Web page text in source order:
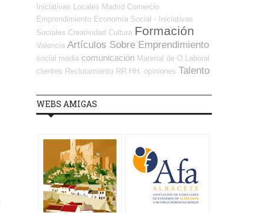
Iniciativas Locales Madrid Comercio
Emprendimiento Economía Social - Iniciativas
Sociales Creatividad Cultura Formación
Valencia Artículos Sobre Emprendimiento
social media comunicación Material de O.Laboral
clientes Reclutamiento RR.HH. opiniones Talento
WEBS AMIGAS